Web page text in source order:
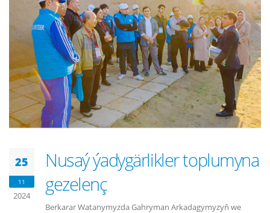
25
11
2024
Nusaý ýadygärlikler toplumyna
gezelenç
Berkarar Watanymyzda Gahryman Arkadagymyzyň we